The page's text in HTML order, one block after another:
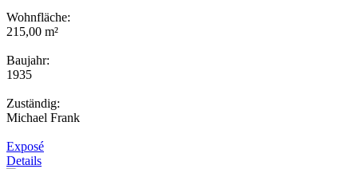
Wohnfläche:
215,00 m²
Baujahr:
1935
Zuständig:
Michael Frank
Exposé
Details